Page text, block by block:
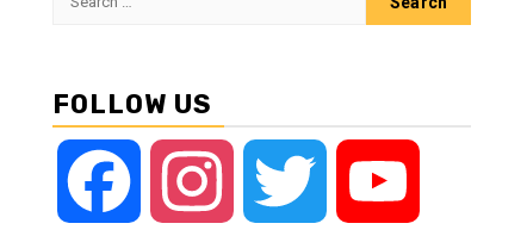
FOLLOW US
Facebook Instagram Twitter